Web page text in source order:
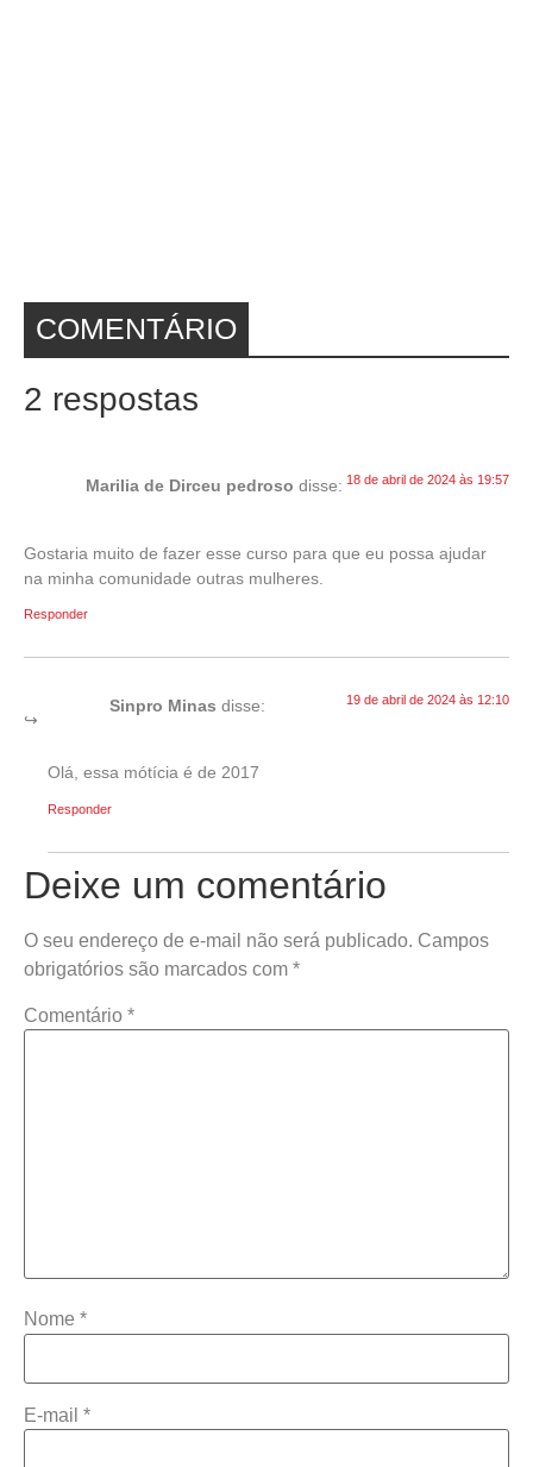
COMENTÁRIO
2 respostas
Marilia de Dirceu pedroso disse: 18 de abril de 2024 às 19:57
Gostaria muito de fazer esse curso para que eu possa ajudar
na minha comunidade outras mulheres.
Responder
Sinpro Minas disse: 19 de abril de 2024 às 12:10
Olá, essa mótícia é de 2017
Responder
Deixe um comentário
O seu endereço de e-mail não será publicado. Campos
obrigatórios são marcados com *
Comentário *
Nome *
E-mail *